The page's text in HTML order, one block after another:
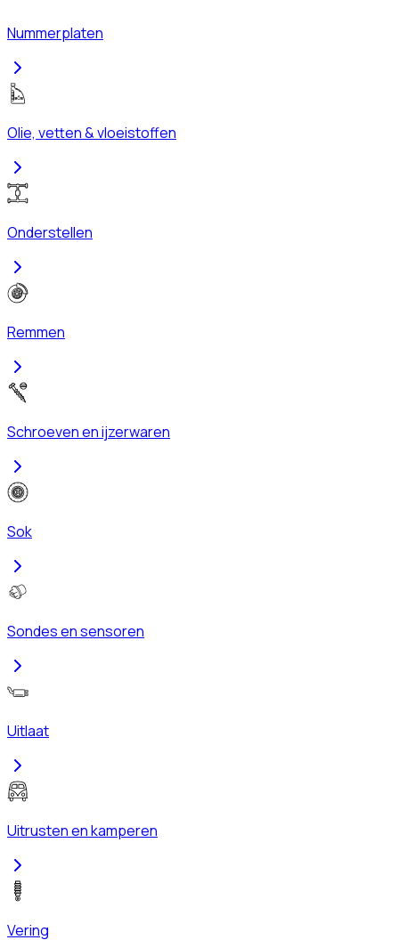
Nummerplaten
Olie, vetten & vloeistoffen
Onderstellen
Remmen
Schroeven en ijzerwaren
Sok
Sondes en sensoren
Uitlaat
Uitrusten en kamperen
Vering